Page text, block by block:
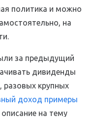
политика и можно
на
за предыдущий
дивиденды
разовых крупных
доход примеры
на тему